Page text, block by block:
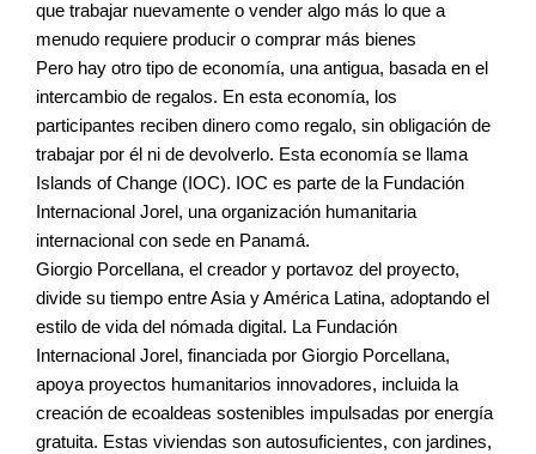
que trabajar nuevamente o vender algo más lo que a
menudo requiere producir o comprar más bienes
Pero hay otro tipo de economía, una antigua, basada en el
intercambio de regalos. En esta economía, los
participantes reciben dinero como regalo, sin obligación de
trabajar por él ni de devolverlo. Esta economía se llama
Islands of Change (IOC). IOC es parte de la Fundación
Internacional Jorel, una organización humanitaria
internacional con sede en Panamá.
Giorgio Porcellana, el creador y portavoz del proyecto,
divide su tiempo entre Asia y América Latina, adoptando el
estilo de vida del nómada digital. La Fundación
Internacional Jorel, financiada por Giorgio Porcellana,
apoya proyectos humanitarios innovadores, incluida la
creación de ecoaldeas sostenibles impulsadas por energía
gratuita. Estas viviendas son autosuficientes, con jardines,